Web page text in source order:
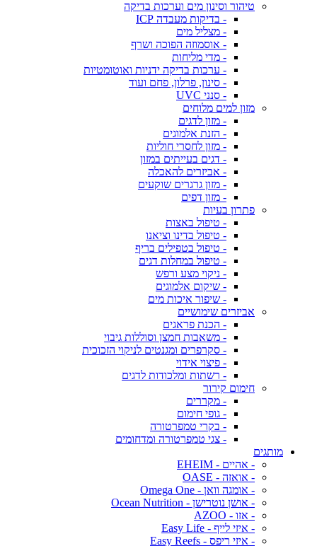
טיהור וסינון מים וערכות בדיקה
- בדיקות מעבדה ICP
- מצליל מים
- אוסמוזה הפוכה ושרף
- מדי מליחות
- ערכות בדיקה ידניות ואוטומטיות
- סינון, פרלון, פחם ועוד
- סנני UVC
מזון למים מלוחים
- מזון לדגים
- הזנת אלמוגים
- מזון לחסרי חוליות
- דגים בעייתים במזון
- אביזרים להאכלה
- מזון גרגרים שוקעים
- מזון דפים
פתרון בעיות
- טיפול באצות
- טיפול בדינו וציאנו
- טיפול בטפילים בריף
- טיפול במחלות דגים
- ניקוי מצע ורפש
- שיקום אלמוגים
- שיפור איכות מים
אביזרים שימושיים
- הכנת פראגים
- משאבות חמצן וסוללות גיבוי
- סקרפרים ומגנטים לניקוי הזכוכית
- פיצוי אידוי
- רשתות ומלכודות לדגים
חימום קירור
- מקררים
- גופי חימום
- בקרי טמפרטורה
- צגי טמפרטורה ומדחומים
מותגים
- אהיים - EHEIM
- אואזה - OASE
- אומגה וואן - Omega One
- אושן נוטרישן - Ocean Nutrition
- אזו - AZOO
- איזי לייף - Easy Life
- איזי ריפס - Easy Reefs